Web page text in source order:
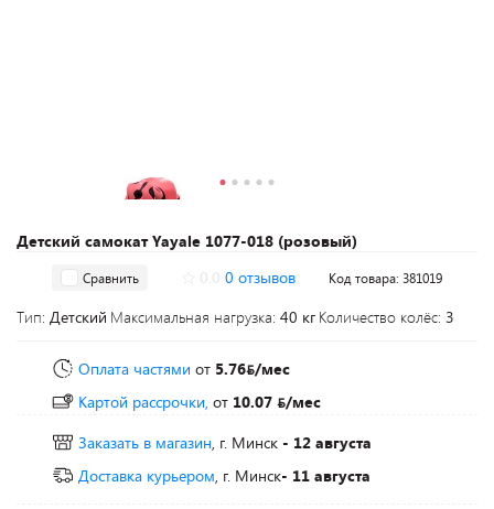
Детский самокат Yayale 1077-018 (розовый)
Сравнить 0 отзывов Код товара: 381019
Тип: Детский Максимальная нагрузка: 40 кг Количество колёс: 3
Оплата частями от 5.76 /мес
Картой рассрочки, от 10.07
/мес
Заказать в магазин, г. Минск - 12 августа
Доставка курьером, г. Минск- 11 августа